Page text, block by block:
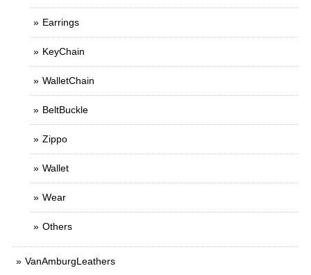
Earrings
KeyChain
WalletChain
BeltBuckle
Zippo
Wallet
Wear
Others
VanAmburgLeathers